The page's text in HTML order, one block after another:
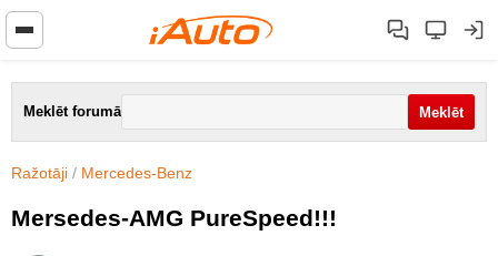
Meklēt forumā
Ražotāji / Mercedes-Benz
Mersedes-AMG PureSpeed!!!